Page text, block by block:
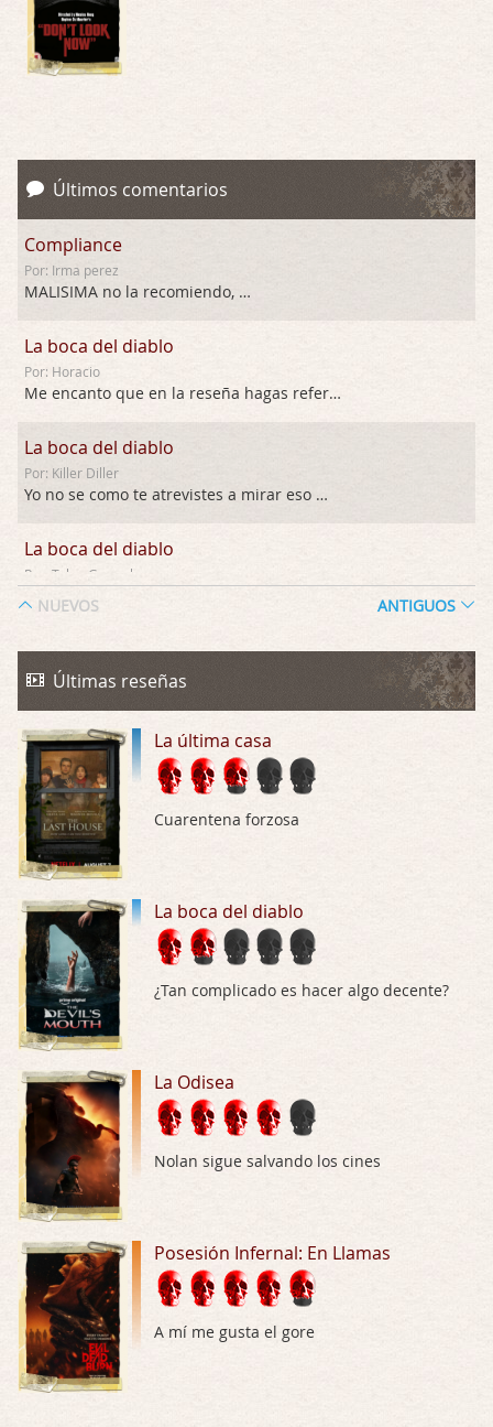
Últimos comentarios
Compliance
Por: Irma perez
MALISIMA no la recomiendo, …
La boca del diablo
Por: Horacio
Me encanto que en la reseña hagas referen …
La boca del diablo
Por: Killer Diller
Yo no se como te atrevistes a mirar eso …
La boca del diablo
Por: Talan Gwynek
La Odisea
Por: Talan Gwynek
La Odisea
Por: Draghann
No sé si entrar en polémicas con respect …
Trance
Por: Luar
El señor de las moscas
Por: Luar
Dudaba en ver la serie, una serie de 4 cap …
Hungry
Por: Croc
Las 10 películas gore de Almas Oscuras
Por: JORDI CRUYFF
Possession
Por: Chupasangre
Mi opinión en su día. Su duracion me ha …
El eslabón podrido
Por: Luar
NUEVOS ANTIGUOS
Últimas reseñas
La última casa
Cuarentena forzosa
La boca del diablo
¿Tan complicado es hacer algo decente?
La Odisea
Nolan sigue salvando los cines
Posesión Infernal: En Llamas
A mí me gusta el gore